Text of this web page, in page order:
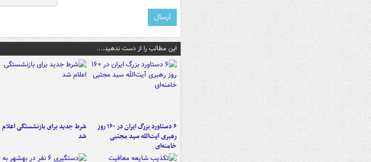
این مطالب را از دست ندهید....
۶ دستاورد بزرگ ایران در ۱۶۰ روز
رهبری آیت‌الله سید مجتبی
خامنه‌ای
شرط جدید برای بازنشستگی اعلام
شد